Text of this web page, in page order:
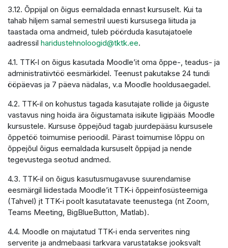
3.12. Õppijal on õigus eemaldada ennast kursuselt. Kui ta
tahab hiljem samal semestril uuesti kursusega liituda ja
taastada oma andmeid, tuleb pöörduda kasutajatoele
aadressil haridustehnoloogid@tktk.ee.
4.1. TTK-l on õigus kasutada Moodle’it oma õppe-, teadus- ja
administratiivtöö eesmärkidel. Teenust pakutakse 24 tundi
ööpäevas ja 7 päeva nädalas, v.a Moodle hooldusaegadel.
4.2. TTK-il on kohustus tagada kasutajate rollide ja õiguste
vastavus ning hoida ära õigustamata isikute ligipääs Moodle
kursustele. Kursuse õppejõud tagab juurdepääsu kursusele
õppetöö toimumise perioodil. Pärast toimumise lõppu on
õppejõul õigus eemaldada kursuselt õppijad ja nende
tegevustega seotud andmed.
4.3. TTK-il on õigus kasutusmugavuse suurendamise
eesmärgil liidestada Moodle’it TTK-i õppeinfosüsteemiga
(Tahvel) jt TTK-i poolt kasutatavate teenustega (nt Zoom,
Teams Meeting, BigBlueButton, Matlab).
4.4. Moodle on majutatud TTK-i enda serverites ning
serverite ja andmebaasi tarkvara varustatakse jooksvalt